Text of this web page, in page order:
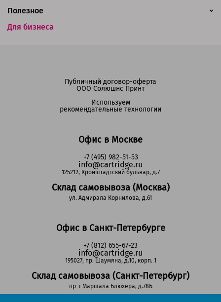
Для бизнеса
Полезное
Офис в Москве
+7 (495) 982-51-53
info@cartridge.ru
125212, Кронштадтский бульвар, д.7
Склад самовывоза (Москва)
ул. Адмирала Корнилова, д.61
Офис в Санкт-Петербурге
+7 (812) 655-67-23
info@cartridge.ru
195027, пр. Шаумяна, д.10, корп. 1
Склад самовывоза (Санкт-Петербург)
пр-т Маршала Блюхера, д.78Б
Публичный договор-оферта
ООО Солюшнс Принт
Используем
рекомендательные технологии